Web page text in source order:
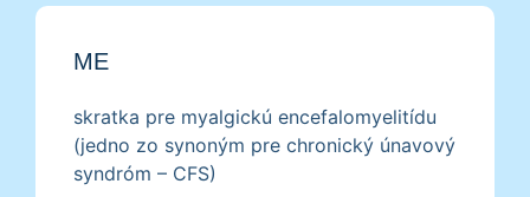
ME
skratka pre myalgickú encefalomyelitídu
(jedno zo synoným pre chronický únavový
syndróm – CFS)